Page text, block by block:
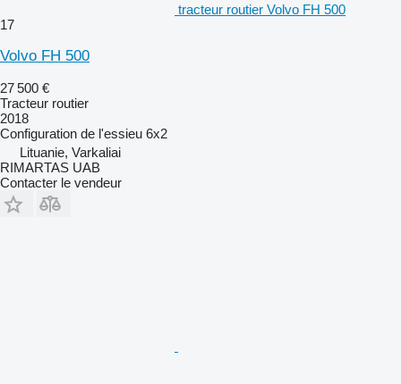
tracteur routier Volvo FH 500
17
Volvo FH 500
27 500 €
Tracteur routier
2018
Configuration de l'essieu 6x2
Lituanie, Varkaliai
RIMARTAS UAB
Contacter le vendeur